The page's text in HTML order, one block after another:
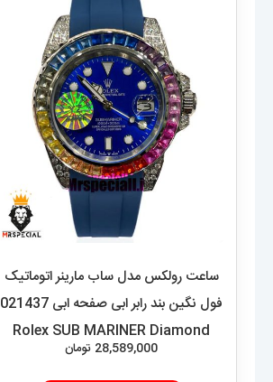
ساعت رولکس مدل ساب مارینر اتوماتیک
فول نگین بند رابر ابی صفحه ابی 021437
Rolex SUB MARINER Diamond
28,589,000 تومان